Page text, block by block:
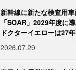
新幹線に新たな検査用
「SOAR」2029年度に
ドクターイエローは27
2026.07.29